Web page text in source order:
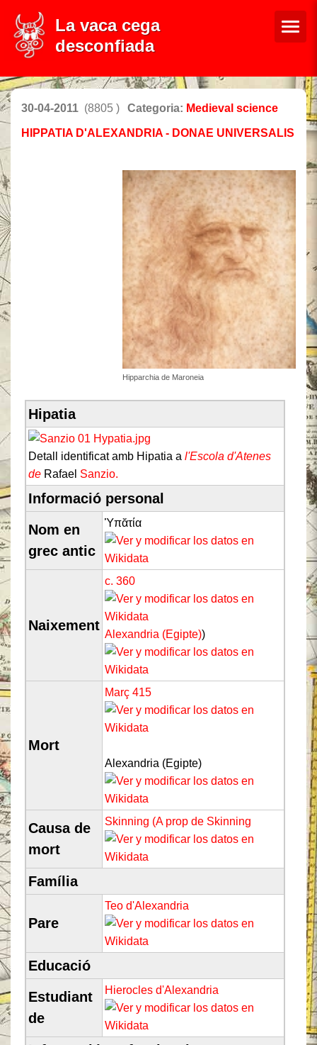
La vaca cega
desconfiada
30-04-2011 (8805 ) Categoria: Medieval science
HIPPATIA D'ALEXANDRIA - DONAE UNIVERSALIS
Hipparchia de Maroneia
Hipatia
Detall identificat amb Hipatia a l'Escola d'Atenes
de Rafael Sanzio.
Informació personal
Nom en
grec antic
Ὑπᾰτία
Naixement
c. 360
Alexandria (Egipte))
Mort
Març 415
Alexandria (Egipte)
Causa de
mort
Skinning (A prop de Skinning
Família
Pare
Teo d'Alexandria
Educació
Estudiant
de
Hierocles d'Alexandria